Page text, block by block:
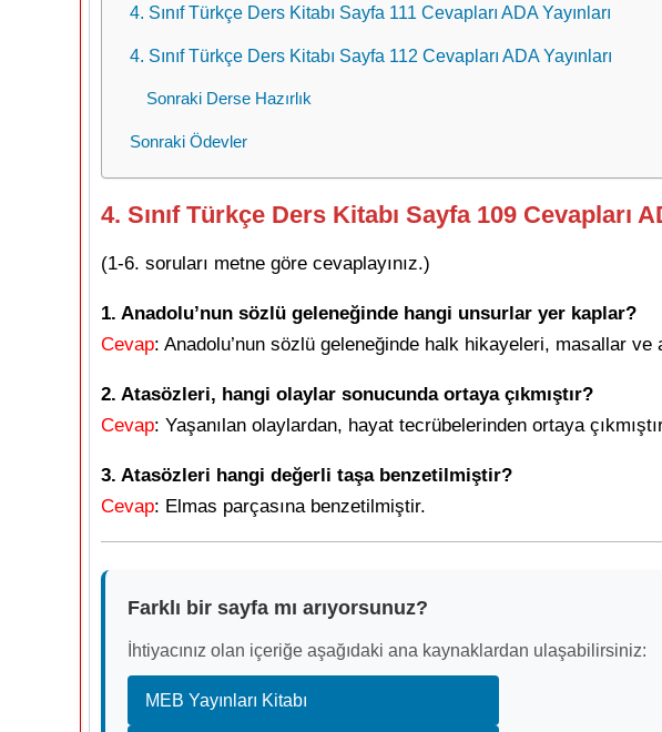
4. Sınıf Türkçe Ders Kitabı Sayfa 111 Cevapları ADA Yayınları
4. Sınıf Türkçe Ders Kitabı Sayfa 112 Cevapları ADA Yayınları
Sonraki Derse Hazırlık
Sonraki Ödevler
4. Sınıf Türkçe Ders Kitabı Sayfa 109 Cevapları
(1-6. soruları metne göre cevaplayınız.)
1. Anadolu’nun sözlü geleneğinde hangi unsurlar yer kaplar?
Cevap: Anadolu’nun sözlü geleneğinde halk hikayeleri, masallar
2. Atasözleri, hangi olaylar sonucunda ortaya çıkmıştır?
Cevap: Yaşanılan olaylardan, hayat tecrübelerinden ortaya
3. Atasözleri hangi değerli taşa benzetilmiştir?
Cevap: Elmas parçasına benzetilmiştir.
Farklı bir sayfa mı arıyorsunuz?
İhtiyacınız olan içeriğe aşağıdaki ana kaynaklardan ulaşabilirsiniz:
MEB Yayınları Kitabı